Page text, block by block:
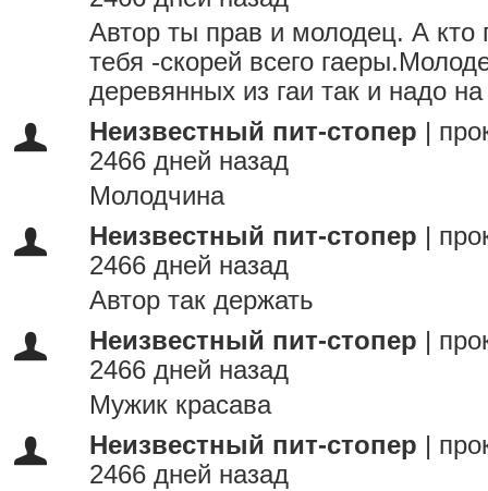
Автор ты прав и молодец. А кто
тебя -скорей всего
деревянных из гаи так и надо
Неизвестный пит-стопер
2466 дней назад
Молодчина
Неизвестный пит-стопер
2466 дней назад
Автор так держать
Неизвестный пит-стопер
2466 дней назад
Мужик красава
Неизвестный пит-стопер
2466 дней назад